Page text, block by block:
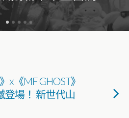
x《MF GHOST》
登場！ 新世代山